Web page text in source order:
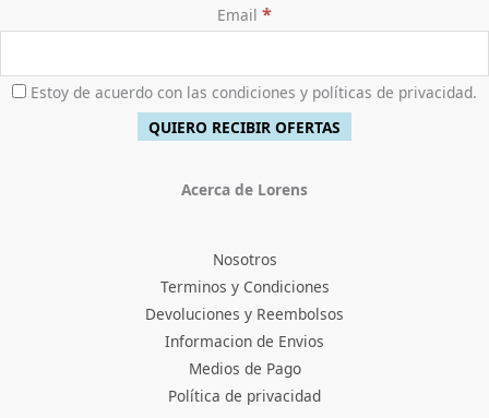
Email *
Estoy de acuerdo con las condiciones y políticas de privacidad.
Acerca de Lorens
Nosotros
Terminos y Condiciones
Devoluciones y Reembolsos
Informacion de Envios
Medios de Pago
Política de privacidad